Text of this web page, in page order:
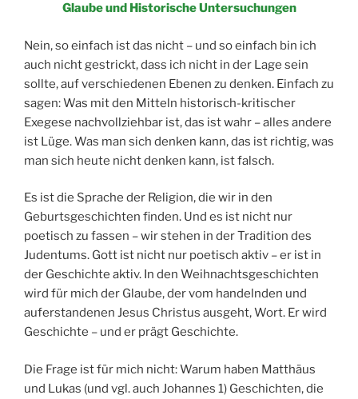
Glaube und Historische Untersuchungen
Nein, so einfach ist das nicht – und so einfach bin ich
auch nicht gestrickt, dass ich nicht in der Lage sein
sollte, auf verschiedenen Ebenen zu denken. Einfach zu
sagen: Was mit den Mitteln historisch-kritischer
Exegese nachvollziehbar ist, das ist wahr – alles andere
ist Lüge. Was man sich denken kann, das ist richtig, was
man sich heute nicht denken kann, ist falsch.
Es ist die Sprache der Religion, die wir in den
Geburtsgeschichten finden. Und es ist nicht nur
poetisch zu fassen – wir stehen in der Tradition des
Judentums. Gott ist nicht nur poetisch aktiv – er ist in
der Geschichte aktiv. In den Weihnachtsgeschichten
wird für mich der Glaube, der vom handelnden und
auferstandenen Jesus Christus ausgeht, Wort. Er wird
Geschichte – und er prägt Geschichte.
Die Frage ist für mich nicht: Warum haben Matthäus
und Lukas (und vgl. auch Johannes 1) Geschichten, die